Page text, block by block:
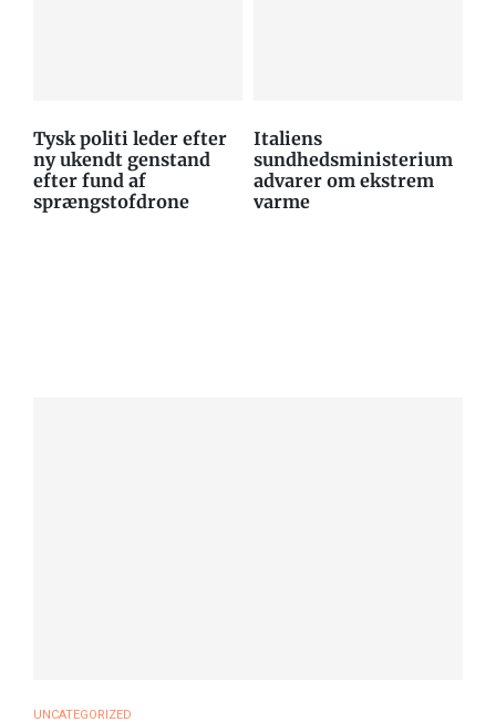
Tysk politi leder efter
ny ukendt genstand
efter fund af
sprængstofdrone
Italiens
sundhedsministerium
advarer om ekstrem
varme
UNCATEGORIZED